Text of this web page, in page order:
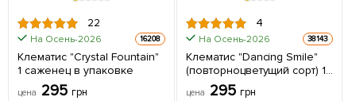
22
На Осень-2026 16208
Клематис "Crystal Fountain"
1 саженец в упаковке
цена 295 грн
4
На Осень-2026 38143
Клематис "Dancing Smile"
(повторноцветущий сорт) 1
саженец в упаковке
цена 295 грн